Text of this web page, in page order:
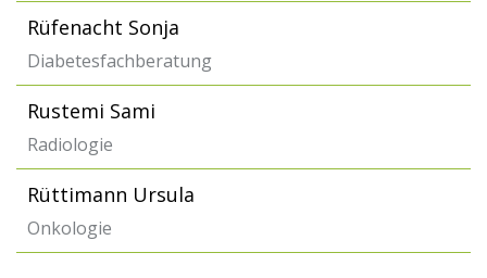
Rüfenacht Sonja
Diabetesfachberatung
Rustemi Sami
Radiologie
Rüttimann Ursula
Onkologie